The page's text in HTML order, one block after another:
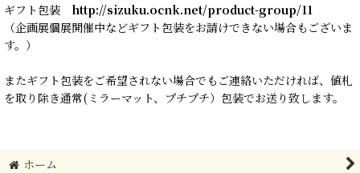
ギフト包装 http://sizuku.ocnk.net/product-group/11
（企画展個展開催中などギフト包装をお請けできない場合もございま
す。）
またギフト包装をご希望されない場合でもご連絡いただければ、値札
を取り除き通常(ミラーマット、プチプチ）包装でお送り致します。
ホーム